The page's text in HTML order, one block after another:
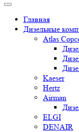
Главная
Дизельные
Atlas
Kaeser
Hertz
Airman
ELGI
DENAIR